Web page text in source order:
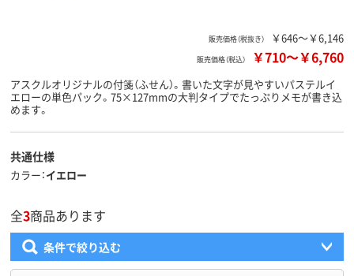
販売価格（税抜き） ￥646～￥6,146
販売価格（税込） ￥710～￥6,760
アスクルオリジナルの付箋（ふせん）。書いた文字が見やすいパステルイ
エローの単色パック。75×127mmの大判タイプでたっぷりメモが書き込
めます。
共通仕様
カラー イエロー
全3商品あります
条件で絞り込む